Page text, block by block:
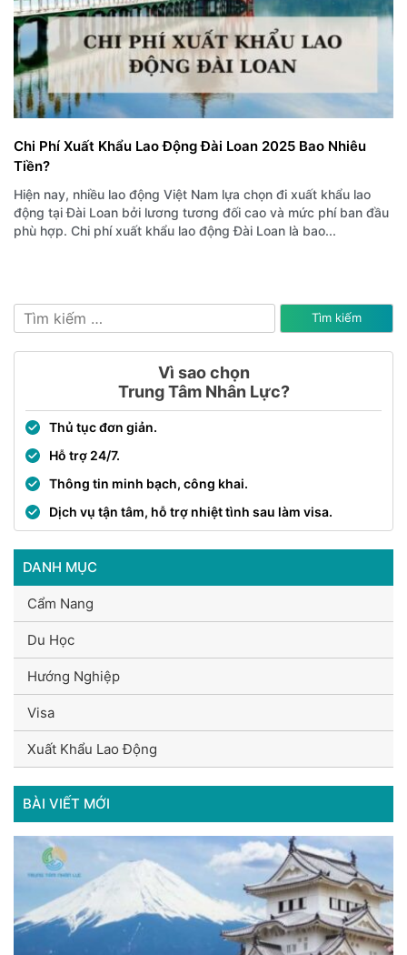
Tìm
kiếm
cho:
Vì sao chọn
Trung Tâm Nhân Lực?
Thủ tục đơn giản.
Hỗ trợ 24/7.
Thông tin minh bạch, công khai.
Dịch vụ tận tâm, hỗ trợ nhiệt tình sau làm visa.
DANH MỤC
Cẩm Nang
Du Học
Hướng Nghiệp
Visa
Xuất Khẩu Lao Động
BÀI VIẾT MỚI
Chi Phí Xuất Khẩu Lao Động Đài Loan 2025 Bao Nhiêu
Tiền?
Hiện nay, nhiều lao động Việt Nam lựa chọn đi xuất khẩu lao
động tại Đài Loan bởi lương tương đối cao và mức phí ban đầu
phù hợp. Chi phí xuất khẩu lao động Đài Loan là bao...